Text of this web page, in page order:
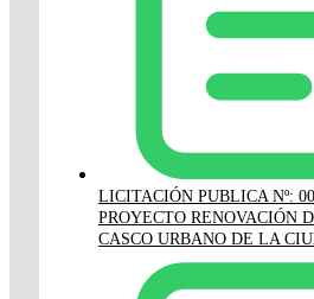
LICITACIÓN PUBLICA Nº:
PROYECTO RENOVACIÓN
CASCO URBANO DE LA